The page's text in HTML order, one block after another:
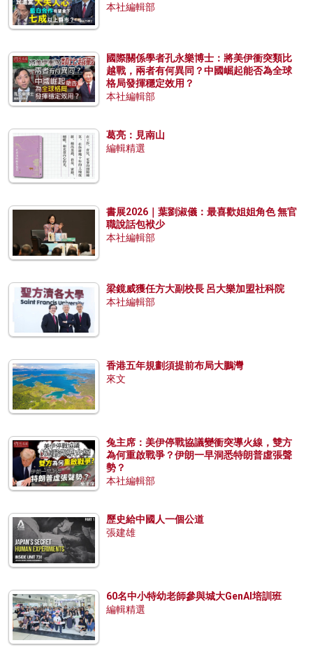
本社編輯部
國際關係學者孔永樂博士：將美伊衝突類比
越戰，兩者有何異同？中國崛起能否為全球
格局發揮穩定效用？
本社編輯部
葛亮：見南山
編輯精選
書展2026｜葉劉淑儀：最喜歡姐姐角色 無官
職說話包袱少
本社編輯部
梁鏡威獲任方大副校長 呂大樂加盟社科院
本社編輯部
香港五年規劃須提前布局大鵬灣
來文
兔主席：美伊停戰協議變衝突導火線，雙方
為何重啟戰爭？伊朗一早洞悉特朗普虛張聲
勢？
本社編輯部
歷史給中國人一個公道
張建雄
60名中小特幼老師參與城大GenAI培訓班
編輯精選